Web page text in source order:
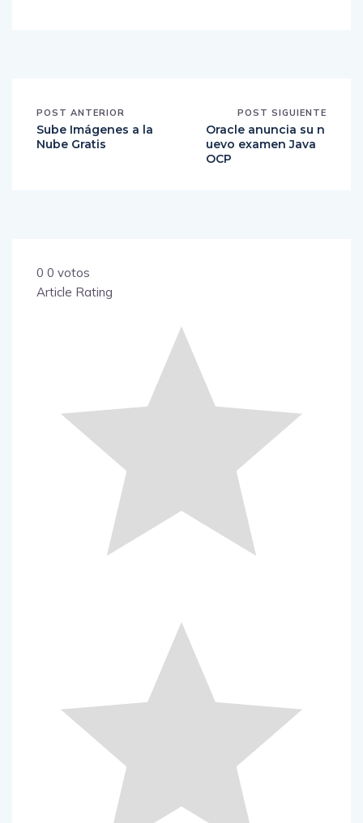
POST ANTERIOR
Sube Imágenes a la
Nube Gratis
POST SIGUIENTE
Oracle anuncia su n
uevo examen Java
OCP
0 0 votos
Article Rating